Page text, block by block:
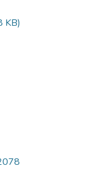
KB)